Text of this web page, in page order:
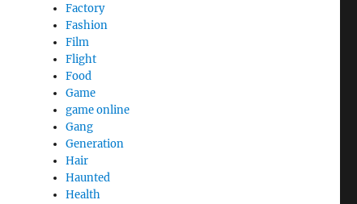
Factory
Fashion
Film
Flight
Food
Game
game online
Gang
Generation
Hair
Haunted
Health